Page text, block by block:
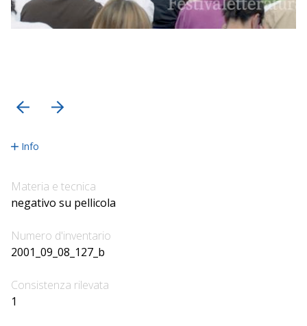
Info
Materia e tecnica
negativo su pellicola
Numero d'inventario
2001_09_08_127_b
Consistenza rilevata
1